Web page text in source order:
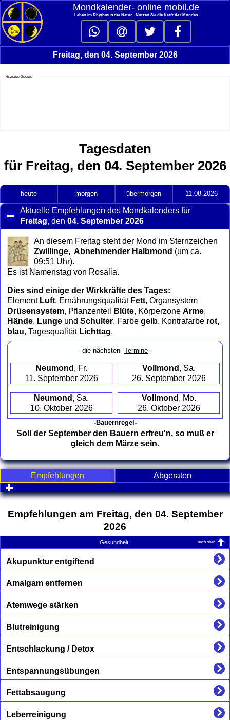
Mondkalender‑ online mobil.de
Leben im Rhythmus der Natur - Nutzen Sie die Kraft des Mondes
Freitag, den 04. September 2026
Anzeige Google
Tagesdaten
für Freitag, den 04. September 2026
heute morgen übermorgen 11.08.2026
Aktuelle Empfehlungen des Mondkalenders für
Freitag, den04. September 2026
to
collapse
contents
An diesem Freitag steht der Mond im Sternzeichen
Zwillinge, Abnehmender Halbmond (um ca.
09:51 Uhr).
Es ist Namenstag von Rosalia.
Dies sind einige der Wirkkräfte des Tages:
Element Luft, Ernährungsqualität Fett, Organsystem
Drüsensystem, Pflanzenteil Blüte, Körperzone Arme,
Hände, Lunge und Schulter, Farbe gelb, Kontrafarbe rot,
blau, Tagesqualität Lichttag.
-die nächsten Termine-
Neumond , Fr.
11. September 2026
Vollmond , Sa.
26. September 2026
Neumond , Sa.
10. Oktober 2026
Vollmond , Mo.
26. Oktober 2026
-Bauernregel-
Soll der September den Bauern erfreu'n, so muß er
gleich dem Märze sein.
Empfehlungen
Abgeraten
click to expand contents
Empfehlungen am Freitag, den 04. September
2026
Gesundheit nach oben
Akupunktur entgiftend
Amalgam entfernen
Atemwege stärken
Blutreinigung
Entschlackung / Detox
Entspannungsübungen
Fettabsaugung
Leberreinigung